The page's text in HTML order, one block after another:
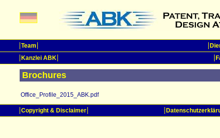
Team
Kanzlei ABK
Brochures
Office_Profile_2015_ABK.pdf
Copyright & Disclaimer